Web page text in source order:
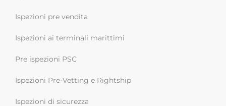
Ispezioni pre vendita
Ispezioni ai terminali marittimi
Pre ispezioni PSC
Ispezioni Pre-Vetting e Rightship
Ispezioni di sicurezza